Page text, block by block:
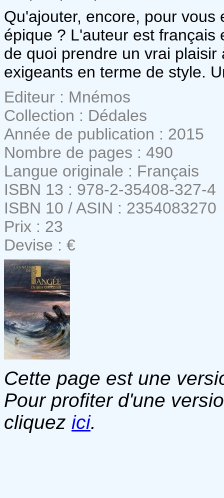
Qu'ajouter, encore, pour
épique ? L'auteur est
de quoi prendre un vrai
exigeants en terme de style.
Editeur : Mnémos
Collection : Dédales
Année de publication : 2015
Nombre de pages : 490
Langue originale : Français
ISBN 13 : 978-2-35408-327-4
ISBN 10 / ASIN : 2354083270
Prix : 23
Devise : €
Cette page est une
Pour profiter d'une
cliquez ici.